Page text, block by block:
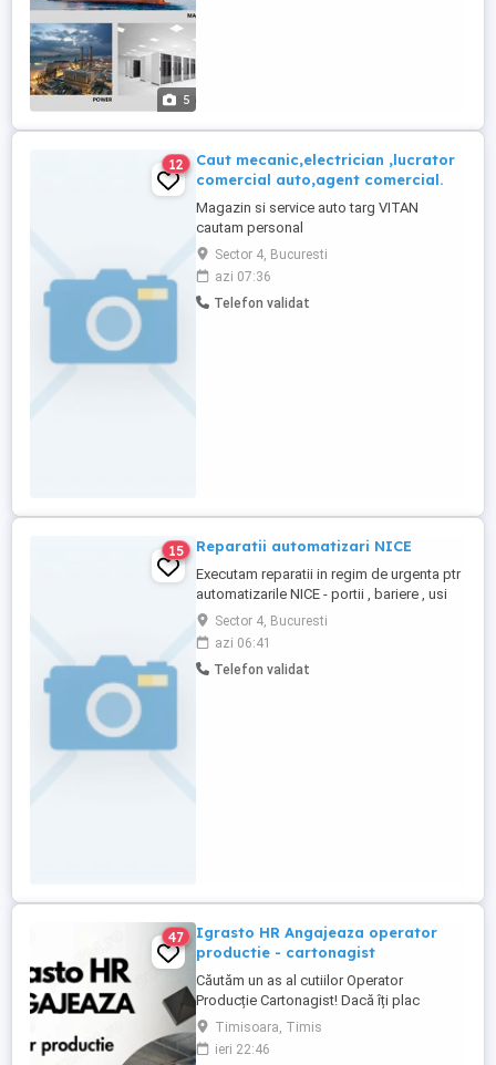
5
12
Caut mecanic,electrician ,lucrator
comercial auto,agent comercial.
Magazin si service auto targ VITAN
cautam personal
,mecanic,electrician,laborant vopsea auto
lucrator comercial.Salariu +comision
realizari.
Sector 4, Bucuresti
azi 07:36
Telefon validat
15 Reparatii automatizari NICE
Executam reparatii in regim de urgenta ptr
automatizarile NICE - portii , bariere , usi
garaj , turnicheti
Sector 4, Bucuresti
azi 06:41
Telefon validat
47
Igrasto HR Angajeaza operator
productie - cartonagist
Căutăm un as al cutiilor Operator
Producție Cartonagist! Dacă îți plac
lucrurile bine făcute, ai ochi de vultur
pentru detalii și îți place să vezi cum dintr-
o bucată de carton iese ceva util și fain
Timisoara, Timis
ieri 22:46